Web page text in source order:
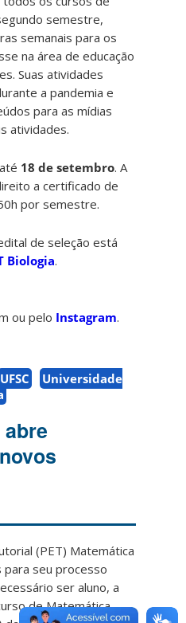
semestre,
semanais para os
na área de educação
Suas atividades
a pandemia e
para as mídias
atividades.
18 de setembro. A
a certificado de
por semestre.
de seleção está
Biologia.
ou pelo Instagram.
UFSC
Universidade
(PET) Matemática
seu processo
ser aluno, a
de Matemática